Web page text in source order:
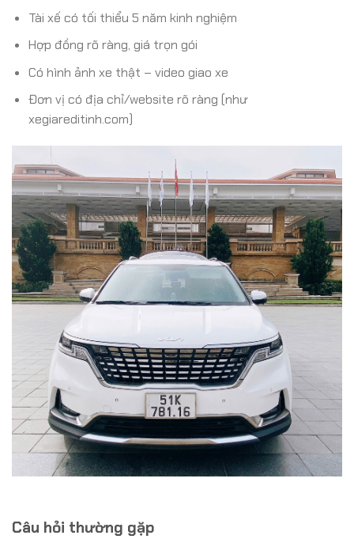
Tài xế có tối thiểu 5 năm kinh nghiệm
Hợp đồng rõ ràng, giá trọn gói
Có hình ảnh xe thật – video giao xe
Đơn vị có địa chỉ/website rõ ràng (như
xegiareditinh.com)
Câu hỏi thường gặp